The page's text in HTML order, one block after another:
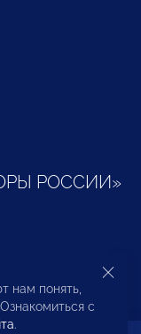
РОССИИ»
и
нам понять,
с
.